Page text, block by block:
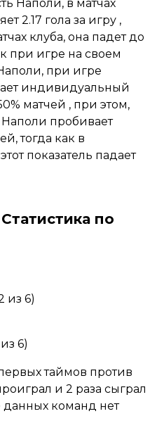
Наполи, в матчах
2.17 гола за игру ,
клуба, она падет до
при игре на своем
при игре
индивидуальный
матчей , при этом,
пробивает
тогда как в
показатель падает
по
из 6)
6)
таймов против
и 2 раза сыграл
команд нет